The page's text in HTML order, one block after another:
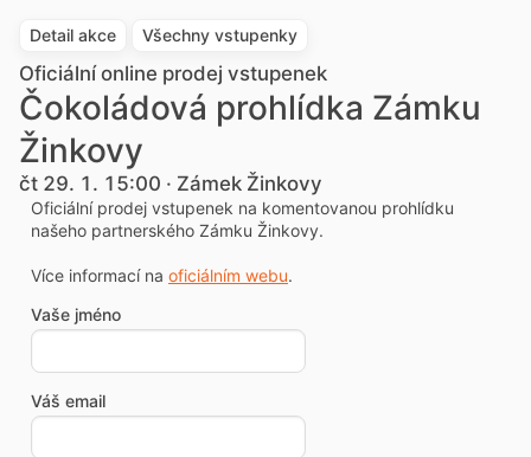
Detail akce Všechny vstupenky
Oficiální online prodej vstupenek
Čokoládová prohlídka Zámku
Žinkovy
čt 29. 1. 15:00 · Zámek Žinkovy
Oficiální prodej vstupenek na komentovanou prohlídku
našeho partnerského Zámku Žinkovy.
Více informací na oficiálním webu.
Vaše jméno
Váš email